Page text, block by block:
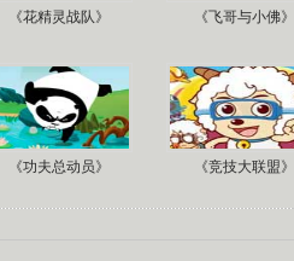
《花精灵战队》 《飞哥与小佛》
《功夫总动员》 《竞技大联盟》